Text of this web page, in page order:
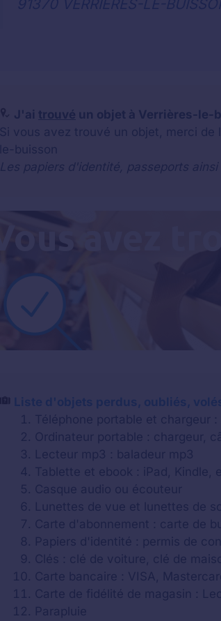
J'ai trouvé un objet à Verrières-le-
Si vous avez trouvé un objet, merci
le-buisson
Les papiers d'identité, passeports
Liste d'objets perdus, oubliés,
Téléphone portable et chargeur
Ordinateur portable : chargeur,
Lecteur mp3 : baladeur mp3
Tablette et ebook : iPad, Kindle,
Casque audio ou écouteur
Lunettes de vue et lunettes de
Carte d'abonnement : carte de
Papiers d'identité : permis de
Clés : clé de voiture, clé de
Carte bancaire : VISA,
Carte de fidélité de magasin :
Parapluie